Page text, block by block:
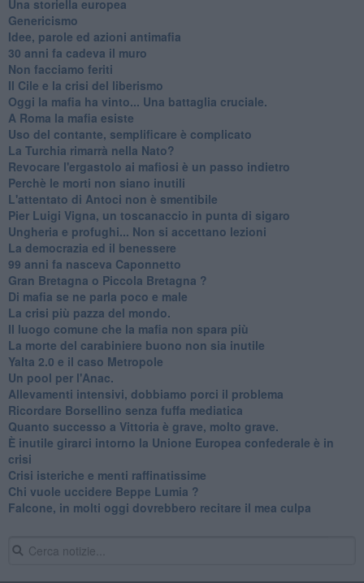
Una storiella europea
Genericismo
Idee, parole ed azioni antimafia
30 anni fa cadeva il muro
Non facciamo feriti
Il Cile e la crisi del liberismo
Oggi la mafia ha vinto... Una battaglia cruciale.
A Roma la mafia esiste
Uso del contante, semplificare è complicato
La Turchia rimarrà nella Nato?
Revocare l'ergastolo ai mafiosi è un passo indietro
Perchè le morti non siano inutili
L'attentato di Antoci non è smentibile
Pier Luigi Vigna, un toscanaccio in punta di sigaro
Ungheria e profughi... Non si accettano lezioni
La democrazia ed il benessere
99 anni fa nasceva Caponnetto
Gran Bretagna o Piccola Bretagna ?
Di mafia se ne parla poco e male
La crisi più pazza del mondo.
Il luogo comune che la mafia non spara più
La morte del carabiniere buono non sia inutile
Yalta 2.0 e il caso Metropole
​Un pool per l'Anac.
Allevamenti intensivi, dobbiamo porci il problema
Ricordare Borsellino senza fuffa mediatica
​Quanto successo a Vittoria è grave, molto grave.
​È inutile girarci intorno la Unione Europea confederale è in
crisi
Crisi isteriche e menti raffinatissime
Chi vuole uccidere Beppe Lumia ?
Falcone, in molti oggi dovrebbero recitare il mea culpa